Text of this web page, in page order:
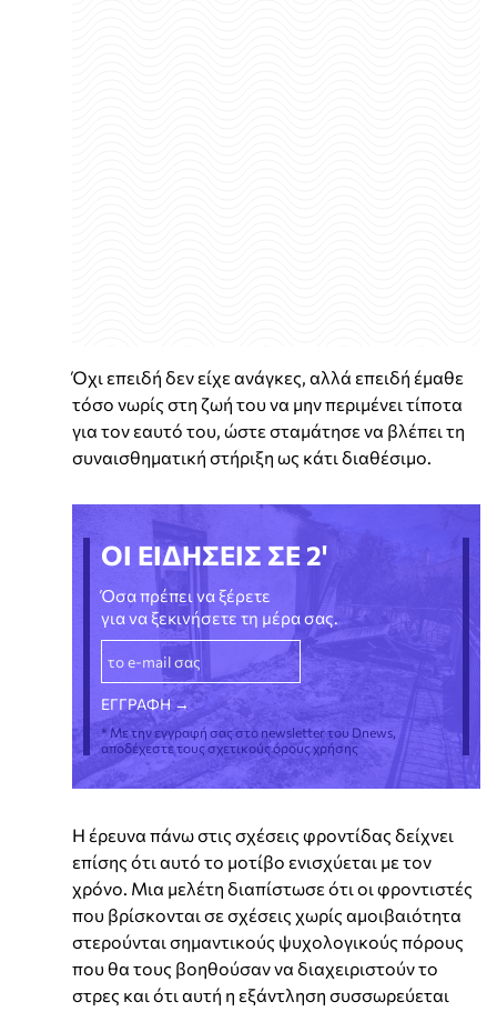
Όχι επειδή δεν είχε ανάγκες, αλλά επειδή έμαθε
τόσο νωρίς στη ζωή του να μην περιμένει τίποτα
για τον εαυτό του, ώστε σταμάτησε να βλέπει τη
συναισθηματική στήριξη ως κάτι διαθέσιμο.
ΟΙ ΕΙΔΗΣΕΙΣ ΣΕ 2'
Όσα πρέπει να ξέρετε
για να ξεκινήσετε τη μέρα σας.
* Με την εγγραφή σας στο newsletter του Dnews,
αποδέχεστε τους σχετικούς όρους χρήσης
Η έρευνα πάνω στις σχέσεις φροντίδας δείχνει
επίσης ότι αυτό το μοτίβο ενισχύεται με τον
χρόνο. Μια μελέτη διαπίστωσε ότι οι φροντιστές
που βρίσκονται σε σχέσεις χωρίς αμοιβαιότητα
στερούνται σημαντικούς ψυχολογικούς πόρους
που θα τους βοηθούσαν να διαχειριστούν το
στρες και ότι αυτή η εξάντληση συσσωρεύεται